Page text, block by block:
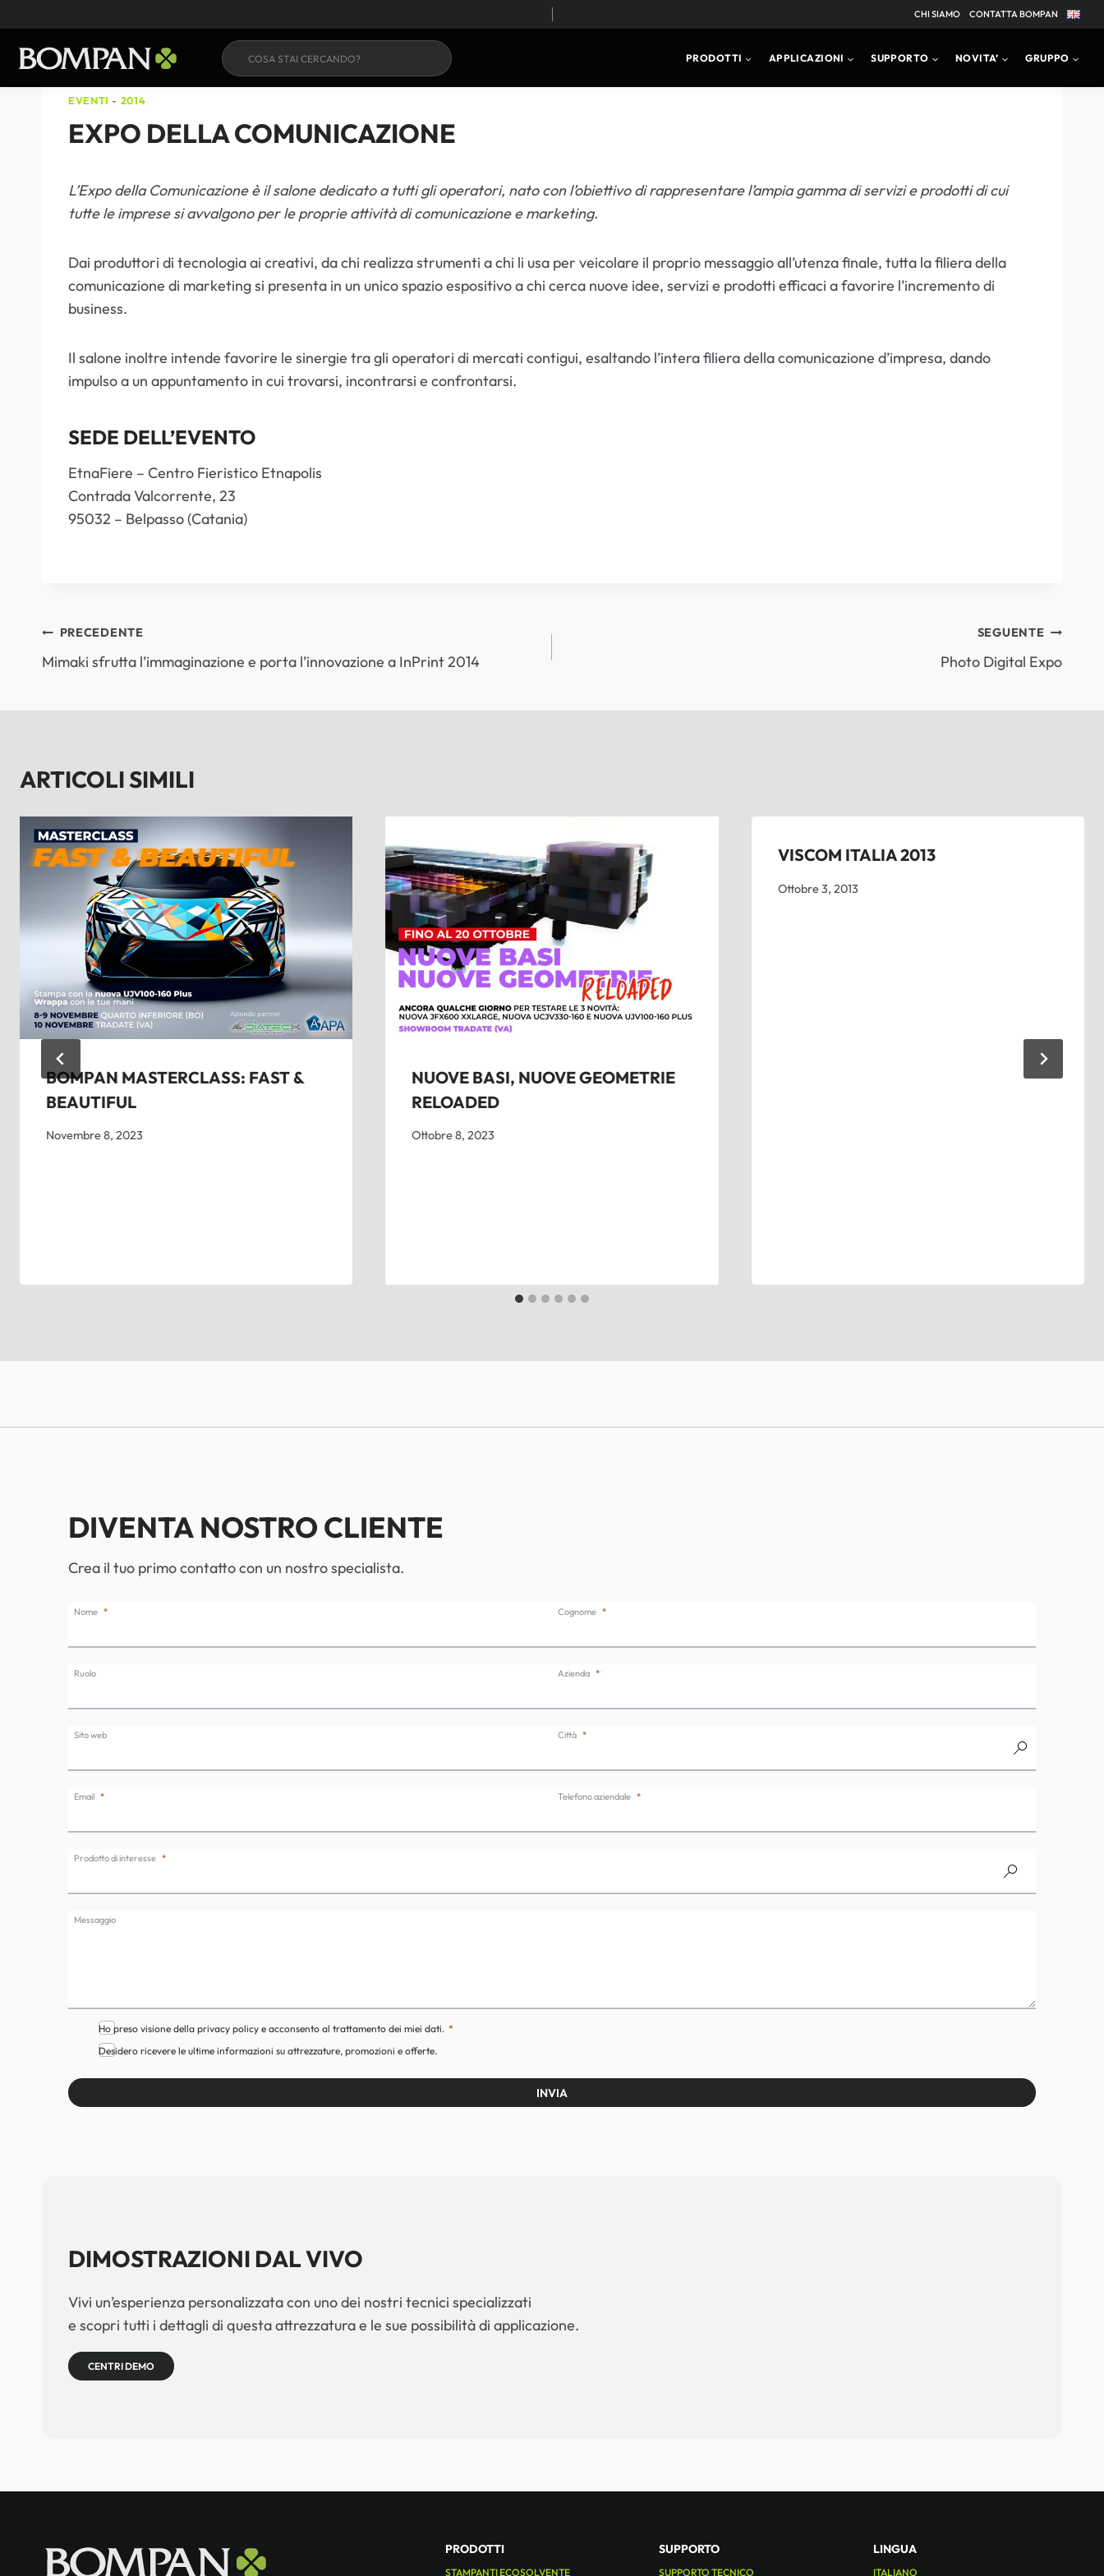
al
contenuto
CHI SIAMO CONTATTA BOMPAN
PRODOTTI APPLICAZIONI SUPPORTO NOVITA’ GRUPPO
EVENTI - 2014
EXPO DELLA COMUNICAZIONE
L’Expo della Comunicazione è il salone dedicato a tutti gli operatori, nato con l’obiettivo di rappresentare l’ampia gamma di servizi e prodotti di cui
tutte le imprese si avvalgono per le proprie attività di comunicazione e marketing.
Dai produttori di tecnologia ai creativi, da chi realizza strumenti a chi li usa per veicolare il proprio messaggio all’utenza finale, tutta la filiera della
comunicazione di marketing si presenta in un unico spazio espositivo a chi cerca nuove idee, servizi e prodotti efficaci a favorire l’incremento di
business.
Il salone inoltre intende favorire le sinergie tra gli operatori di mercati contigui, esaltando l’intera filiera della comunicazione d’impresa, dando
impulso a un appuntamento in cui trovarsi, incontrarsi e confrontarsi.
SEDE DELL’EVENTO
EtnaFiere – Centro Fieristico Etnapolis
Contrada Valcorrente, 23
95032 – Belpasso (Catania)
NAVIGAZIONE
ARTICOLI
PRECEDENTE
Mimaki sfrutta l’immaginazione e porta l’innovazione a InPrint 2014
SEGUENTE
Photo Digital Expo
ARTICOLI SIMILI
BOMPAN MASTERCLASS: FAST &
BEAUTIFUL
Novembre 8, 2023
NUOVE BASI, NUOVE GEOMETRIE
RELOADED
Ottobre 8, 2023
VISCOM ITALIA 2013
Ottobre 3, 2013
DIVENTA NOSTRO CLIENTE
Crea il tuo primo contatto con un nostro specialista.
Nome
Ruolo
Sito web
Email
Cognome
Azienda
Città
Telefono aziendale
Prodotto di interesse
Messaggio
Ho preso visione della privacy policy e acconsento al trattamento dei miei dati.
Desidero ricevere le ultime informazioni su attrezzature, promozioni e offerte.
INVIA
DIMOSTRAZIONI DAL VIVO
Vivi un’esperienza personalizzata con uno dei nostri tecnici specializzati
e scopri tutti i dettagli di questa attrezzatura e le sue possibilità di applicazione.
CENTRI DEMO
PRODOTTI
STAMPANTI ECOSOLVENTE
SUPPORTO
SUPPORTO TECNICO
LINGUA
ITALIANO